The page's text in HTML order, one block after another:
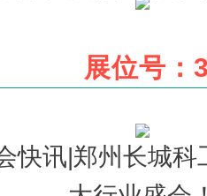
展位号：